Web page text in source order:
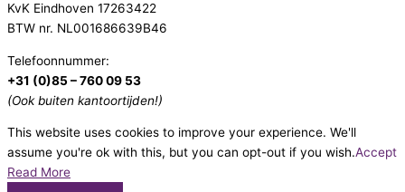
KvK Eindhoven 17263422
BTW nr. NL001686639B46
Telefoonnummer:
+31 (0)85 – 760 09 53
(Ook buiten kantoortijden!)
This website uses cookies to improve your experience. We'll
assume you're ok with this, but you can opt-out if you wish.Accept
Read More